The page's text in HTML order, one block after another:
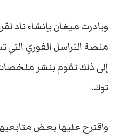
وبادرت ميغان بإنشاء ناد
منصة التراسل الفوري
إلى ذلك تقوم بنشر
توك.
واقترح عليها بعض